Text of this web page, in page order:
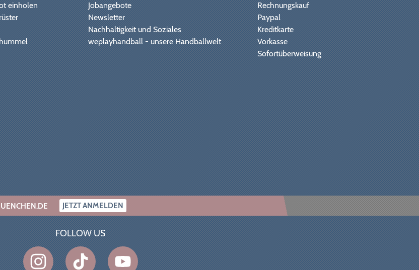
einholen
Jobangebote
Newsletter
Nachhaltigkeit und Soziales
weplayhandball - unsere Handballwelt
Rechnungskauf
Paypal
Kreditkarte
Vorkasse
Sofortüberweisung
JETZT ANMELDEN
FOLLOW US